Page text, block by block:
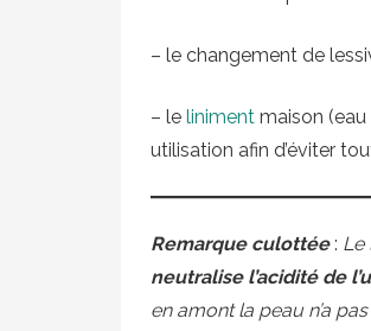
– le changement de
– le liniment maison (eau
utilisation afin d’éviter
Remarque culottée: Le
neutralise l’acidité de
en amont la peau n’a